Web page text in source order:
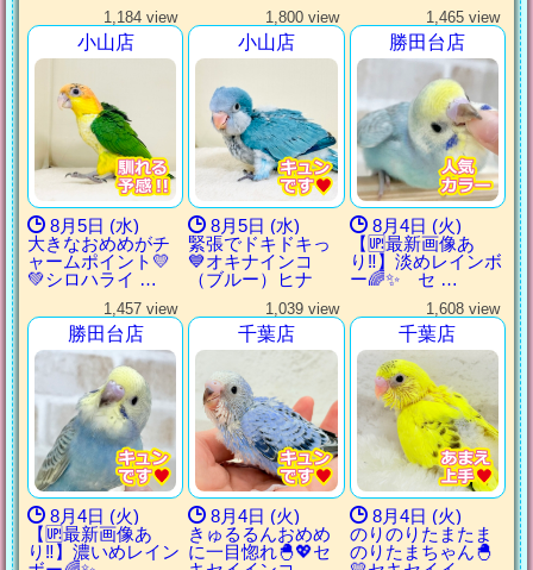
1,184 view
小山店
8月5日 (水)
大きなおめめがチ
ャームポイント💛
💚シロハライ …
1,800 view
小山店
8月5日 (水)
緊張でドキドキっ
💙オキナインコ
（ブルー）ヒナ
1,465 view
勝田台店
8月4日 (火)
【🆙最新画像あ
り‼️】淡めレインボ
ー🌈✨ セ …
1,457 view
勝田台店
8月4日 (火)
【🆙最新画像あ
り‼️】濃いめレイン
1,039 view
千葉店
8月4日 (火)
きゅるるんおめめ
に一目惚れ🐣💖セ
1,608 view
千葉店
8月4日 (火)
のりのりたまたま
のりたまちゃん🐣